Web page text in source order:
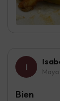
Bien